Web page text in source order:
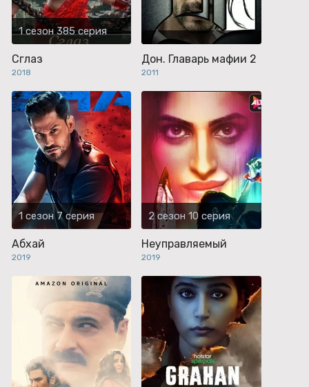
1 сезон 385 серия
Сглаз
2018
Дон. Главарь мафии 2
2011
1 сезон 7 серия
Абхай
2019
2 сезон 10 серия
Неуправляемый
2019